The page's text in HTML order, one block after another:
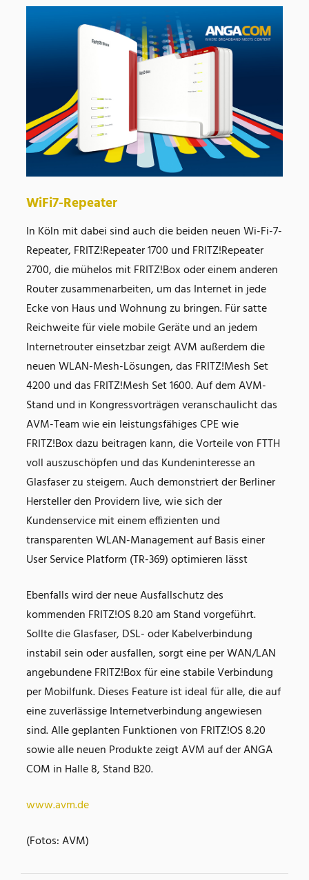
WiFi7-Repeater
In Köln mit dabei sind auch die beiden neuen Wi-Fi-7-
Repeater, FRITZ!Repeater 1700 und FRITZ!Repeater
2700, die mühelos mit FRITZ!Box oder einem anderen
Router zusammenarbeiten, um das Internet in jede
Ecke von Haus und Wohnung zu bringen. Für satte
Reichweite für viele mobile Geräte und an jedem
Internetrouter einsetzbar zeigt AVM außerdem die
neuen WLAN-Mesh-Lösungen, das FRITZ!Mesh Set
4200 und das FRITZ!Mesh Set 1600. Auf dem AVM-
Stand und in Kongressvorträgen veranschaulicht das
AVM-Team wie ein leistungsfähiges CPE wie
FRITZ!Box dazu beitragen kann, die Vorteile von FTTH
voll auszuschöpfen und das Kundeninteresse an
Glasfaser zu steigern. Auch demonstriert der Berliner
Hersteller den Providern live, wie sich der
Kundenservice mit einem effizienten und
transparenten WLAN-Management auf Basis einer
User Service Platform (TR-369) optimieren lässt
Ebenfalls wird der neue Ausfallschutz des
kommenden FRITZ!OS 8.20 am Stand vorgeführt.
Sollte die Glasfaser, DSL- oder Kabelverbindung
instabil sein oder ausfallen, sorgt eine per WAN/LAN
angebundene FRITZ!Box für eine stabile Verbindung
per Mobilfunk. Dieses Feature ist ideal für alle, die auf
eine zuverlässige Internetverbindung angewiesen
sind. Alle geplanten Funktionen von FRITZ!OS 8.20
sowie alle neuen Produkte zeigt AVM auf der ANGA
COM in Halle 8, Stand B20.
www.avm.de
(Fotos: AVM)